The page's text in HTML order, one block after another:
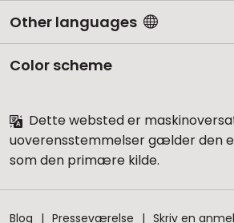
Other languages
Color scheme
Dette websted er
uoverensstemmelser gælder den
som den primære kilde.
Blog Presseværelse Skriv en